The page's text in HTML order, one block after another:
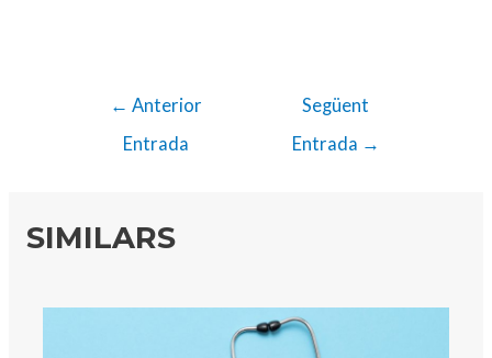
← Anterior
Entrada
Següent
Entrada →
SIMILARS